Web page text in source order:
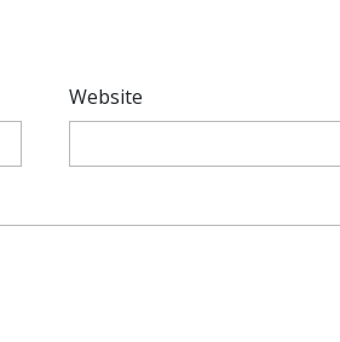
Website